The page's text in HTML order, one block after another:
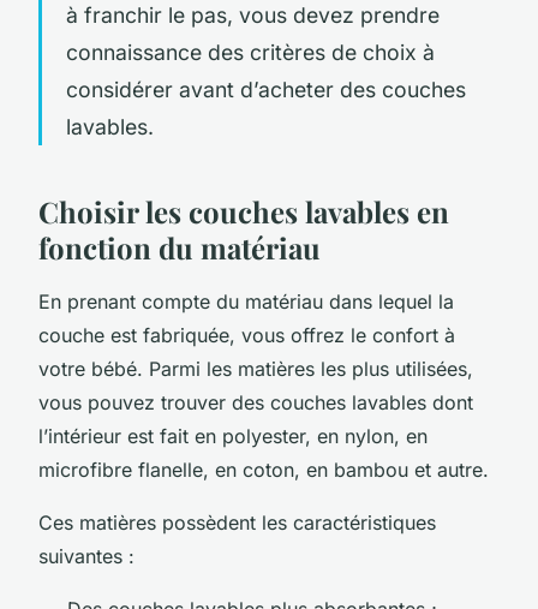
à franchir le pas, vous devez prendre
connaissance des critères de choix à
considérer avant d’acheter des couches
lavables.
Choisir les couches lavables en
fonction du matériau
En prenant compte du matériau dans lequel la
couche est fabriquée, vous offrez le confort à
votre bébé. Parmi les matières les plus utilisées,
vous pouvez trouver des couches lavables dont
l’intérieur est fait en polyester, en nylon, en
microfibre flanelle, en coton, en bambou et autre.
Ces matières possèdent les caractéristiques
suivantes :